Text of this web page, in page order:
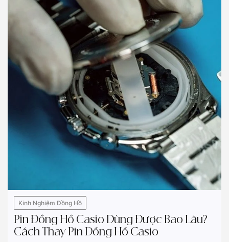
Kinh Nghiệm Đồng Hồ
Pin Đồng Hồ Casio Dùng Được Bao Lâu?
Cách Thay Pin Đồng Hồ Casio